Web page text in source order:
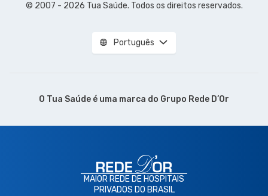
© 2007 - 2026 Tua Saúde. Todos os direitos reservados.
Português
O Tua Saúde é uma marca do Grupo Rede D’Or
MAIOR REDE DE HOSPITAIS
PRIVADOS DO BRASIL